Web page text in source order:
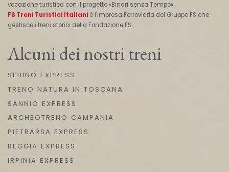
vocazione turistica con il progetto «Binari senza Tempo».
FS Treni Turistici Italiani è l'impresa Ferroviaria del Gruppo FS che
gestisce i treni storici della Fondazione FS.
Alcuni dei nostri treni
SEBINO EXPRESS
TRENO NATURA IN TOSCANA
SANNIO EXPRESS
ARCHEOTRENO CAMPANIA
PIETRARSA EXPRESS
REGGIA EXPRESS
IRPINIA EXPRESS